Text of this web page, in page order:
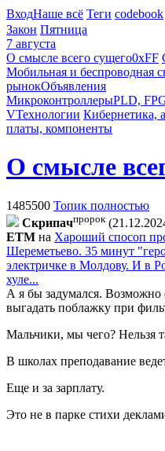
ВходНаше всё Теги codebook
Закон Пятница
7 августа
О смысле всего сущего0xFF
Мобильная и беспроводная
рынокОбъявления
МикроконтроллерыPLD,
VТехнологии Кибернетика,
платы, компоненты
О смысле
1485500 Топик полностью
Cкpипaчпророк
ETM на Хароший спосоп
Шереметьево. 35 минут
электричке в Молдову. И в
хуле...
А я бы задумался. Возможно
выгадать поблажку при
Мальчики, мы чего? Нельзя
В школах преподавание
Еще и за зарплату.
Это не в парке стихи